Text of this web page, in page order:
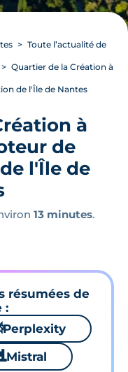
Toute l’actualité de
Quartier de la Création à
de l'Île de Nantes
à
de
l'Île de
13 minutes.
résumées de
:
Perplexity
Mistral